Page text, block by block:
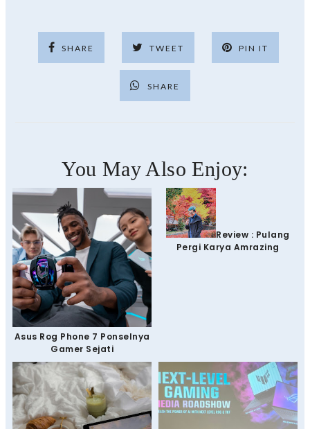
SHARE TWEET PIN IT
SHARE
You May Also Enjoy:
Asus Rog Phone 7 Ponselnya
Gamer Sejati
Review : Pulang
Pergi Karya Amrazing